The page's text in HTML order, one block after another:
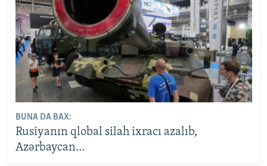
BUNA DA BAX:
Rusiyanın qlobal silah ixracı azalıb,
Azərbaycan...